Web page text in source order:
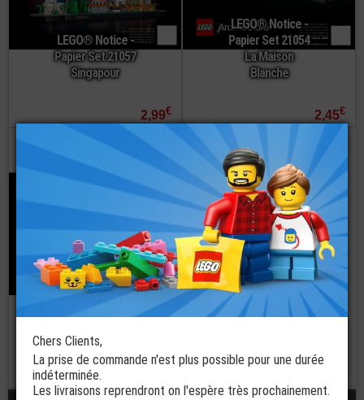
LEGO® Notice -
Papier Set 21057
Singapour
2,99€
LEGO® Notice -
Papier Set 21054
La Maison
Blanche
2,45€
LEGO® Notice -
Papier Set 21058
Architecture
Pyramide
commander
Chers Clients,
La prise de commande n'est plus possible pour une durée
indéterminée.
Les livraisons reprendront on l'espère très prochainement.